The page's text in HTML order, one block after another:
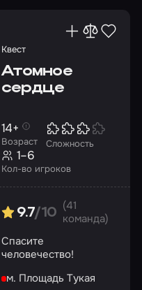
Квест
Атомное
сердце
Возраст
14+
Сложность
Кол-во игроков
1–6
9.7/10
(41
команда)
Спасите
человечество!
м. Площадь Тукая